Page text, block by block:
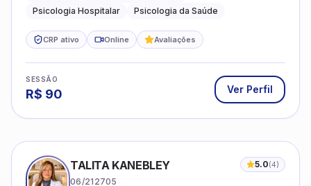
Psicologia Hospitalar
Psicologia da Saúde
CRP ativo Online Avaliações
SESSÃO
R$ 90 Ver Perfil
TALITA KANEBLEY 5.0(4)
06/212705